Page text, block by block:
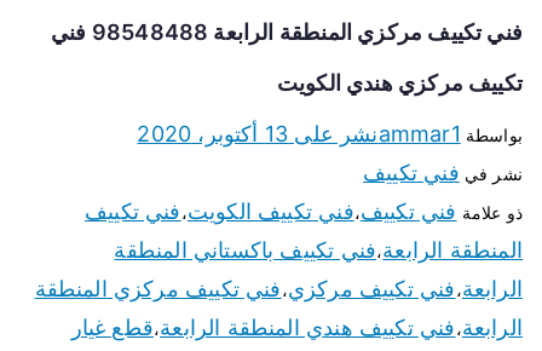
فني تكييف مركزي المنطقة الرابعة 98548488 فني
تكييف مركزي هندي الكويت
بواسطة ammar1نشر على 13 أكتوبر، 2020
نشر في فني تكييف
ذو علامة فني تكييف،فني تكييف الكويت،فني تكييف
المنطقة الرابعة،فني تكييف باكستاني المنطقة
الرابعة،فني تكييف مركزي،فني تكييف مركزي المنطقة
الرابعة،فني تكييف هندي المنطقة الرابعة،قطع غيار